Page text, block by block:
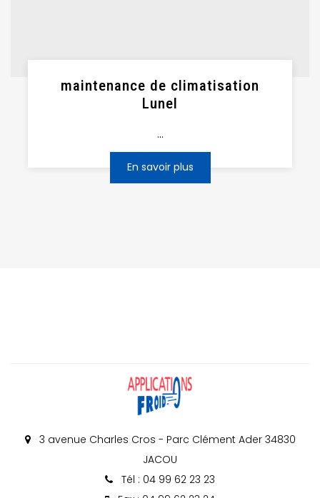
maintenance de climatisation
Lunel
...
En savoir plus
3 avenue Charles Cros - Parc Clément Ader 34830
JACOU
Tél : 04 99 62 23 23